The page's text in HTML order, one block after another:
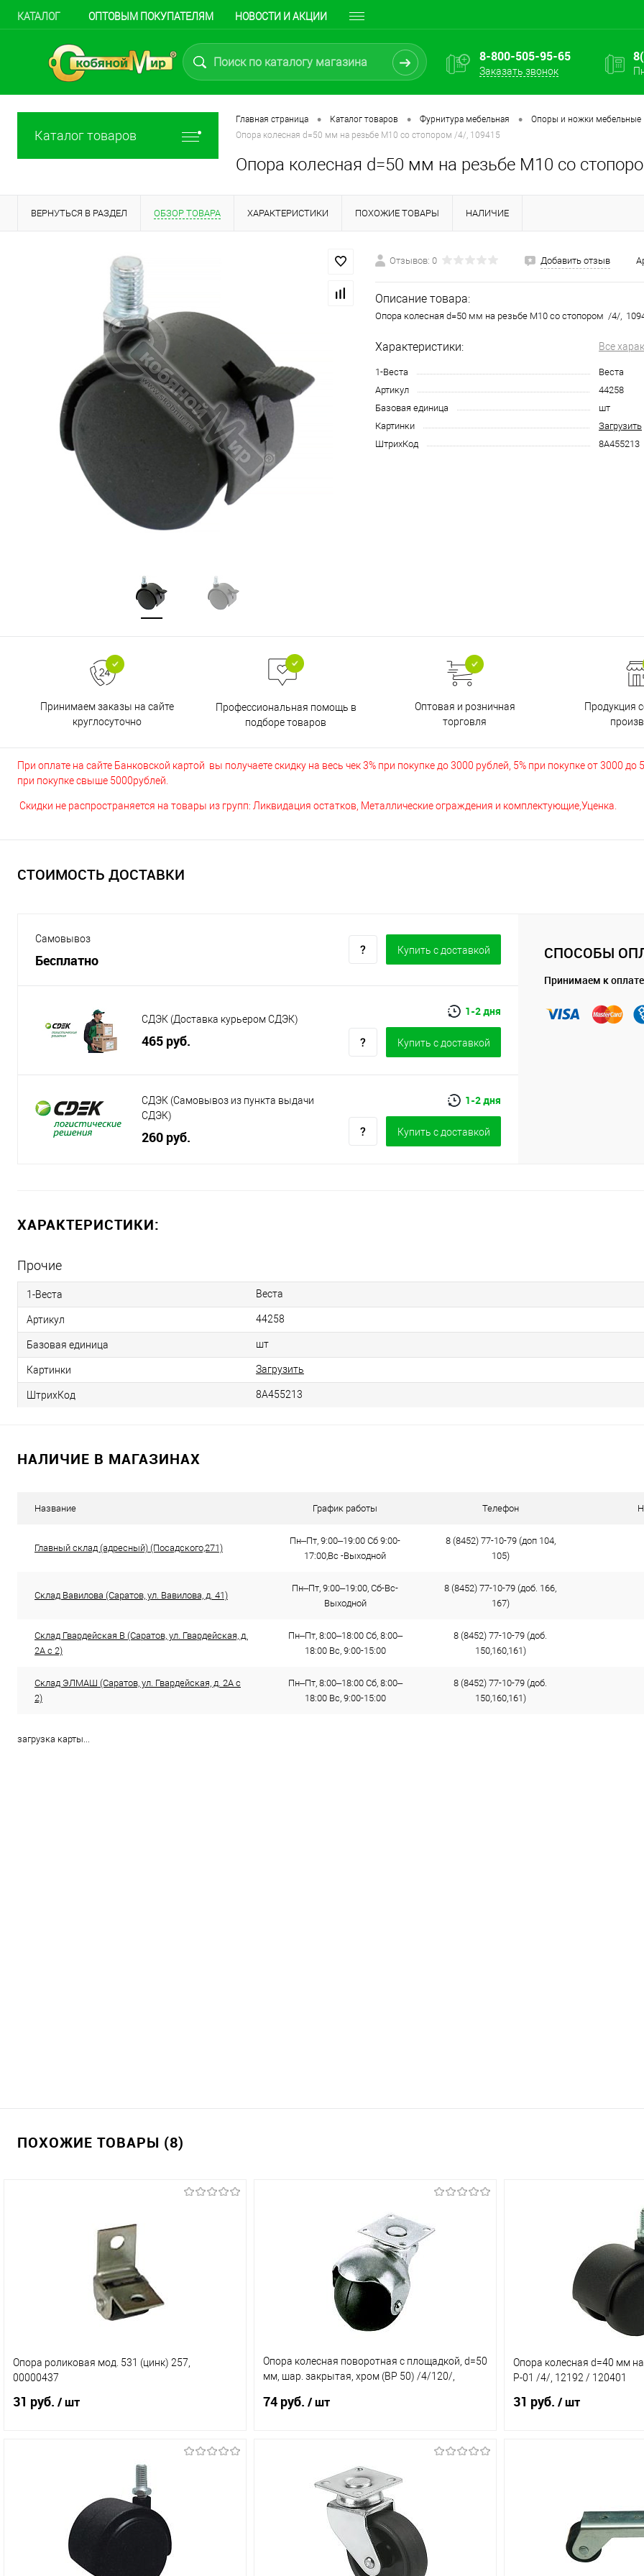
КАТАЛОГ ОПТОВЫМ ПОКУПАТЕЛЯМ НОВОСТИ И АКЦИИ
8-800-505-95-65
Заказать звонок
Каталог товаров
Главная страница • Каталог товаров • Фурнитура мебельная •
Опоры и ножки мебельные
Опора колесная d=50 мм на резьбе М10 со стопором /4/, 109415
Опора колесная d=50 мм на резьбе М10 со
ВЕРНУТЬСЯ В РАЗДЕЛ ОБЗОР ТОВАРА ХАРАКТЕРИСТИКИ ПОХОЖИЕ ТОВАРЫ НАЛИЧИЕ
Отзывов: 0 Добавить отзыв
Описание товара:
Опора колесная d=50 мм на резьбе М10 со стопором /4/,
Характеристики: Все
1-Веста
Веста
Артикул
44258
Базовая единица
шт
Картинки
Загрузить
ШтрихКод
8А455213
Принимаем заказы на сайте
круглосуточно
Профессиональная помощь в
подборе товаров
Оптовая и розничная
торговля
Продукция
При оплате на сайте Банковской картой вы получаете скидку на весь чек 3% при покупке до 3000 рублей, 5% при покупке от 3000 до
при покупке свыше 5000рублей.
Скидки не распространяется на товары из групп: Ликвидация остатков, Металлические ограждения и комплектующие,Уценка.
СТОИМОСТЬ ДОСТАВКИ
Самовывоз
Бесплатно
Купить c доставкой
СДЭК (Доставка курьером СДЭК)
465 руб.
1-2 дня
Купить c доставкой
СДЭК (Самовывоз из пункта выдачи
СДЭК)
260 руб.
1-2 дня
Купить c доставкой
СПОСОБЫ
Принимаем к оплате
ХАРАКТЕРИСТИКИ:
Прочие
1-Веста Веста
Артикул 44258
Базовая единица шт
Картинки Загрузить
ШтрихКод 8А455213
НАЛИЧИЕ В МАГАЗИНАХ
Название График работы Телефон
Главный склад (адресный) (Посадского,271)
Пн–Пт, 9:00–19:00 Сб 9:00-
17:00,Вс -Выходной
8 (8452) 77-10-79 (доп 104,
105)
Склад Вавилова (Саратов, ул. Вавилова, д. 41)
Пн–Пт, 9:00–19:00, Сб-Вс-
Выходной
8 (8452) 77-10-79 (доб. 166,
167)
Склад Гвардейская В (Саратов, ул. Гвардейская, д.
2А с 2)
Пн–Пт, 8:00–18:00 Сб, 8:00–
18:00 Вс, 9:00-15:00
8 (8452) 77-10-79 (доб.
150,160,161)
Склад ЭЛМАШ (Саратов, ул. Гвардейская, д. 2А с
2)
Пн–Пт, 8:00–18:00 Сб, 8:00–
18:00 Вс, 9:00-15:00
8 (8452) 77-10-79 (доб.
150,160,161)
загрузка карты...
ПОХОЖИЕ ТОВАРЫ (8)
Опора роликовая мод. 531 (цинк) 257,
00000437
31 руб. / шт
В корзину
Купить в 1 клик
В избранное
В наличии (208)
Опора колесная поворотная с площадкой, d=50
мм, шар. закрытая, хром (ВР 50) /4/120/,
74 руб. / шт
Купить в 1 клик
В избранное
В наличии (75)
Опора колесная d=40 мм
Р-01 /4/, 12192 / 120401
31 руб. / шт
В избранное